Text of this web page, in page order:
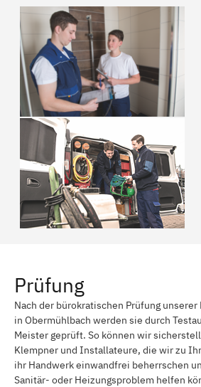
Prüfung
Nach der bürokratischen Prüfung
in Obermühlbach werden sie durch
Meister geprüft. So können wir
Klempner und Installateure, die wir zu
ihr Handwerk einwandfrei beherrschen
Sanitär- oder Heizungsproblem helfen